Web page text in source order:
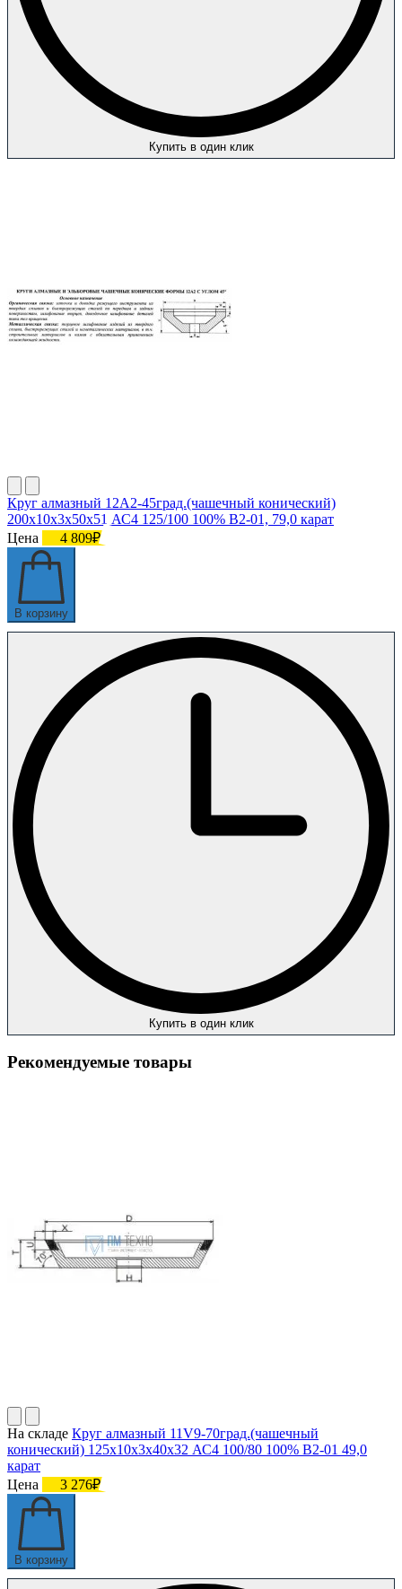
Купить в один клик
Круг алмазный 12А2-45град.(чашечный конический)
200х10х3х50х51 АС4 125/100 100% В2-01, 79,0 карат
Цена
4 809₽
В корзину
Купить в один клик
Рекомендуемые товары
На складе Круг алмазный 11V9-70град.(чашечный
конический) 125х10х3х40х32 АС4 100/80 100% В2-01 49,0
карат
Цена
3 276₽
В корзину